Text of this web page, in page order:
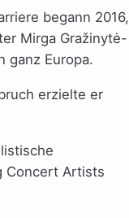
begann 2016,
Mirga Gražinytė-
ganz Europa.
erzielte er
Concert Artists